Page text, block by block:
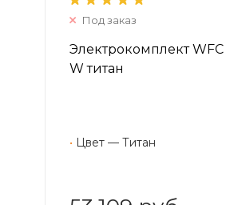
Под заказ
Электрокомплект
W титан
• Цвет — Титан